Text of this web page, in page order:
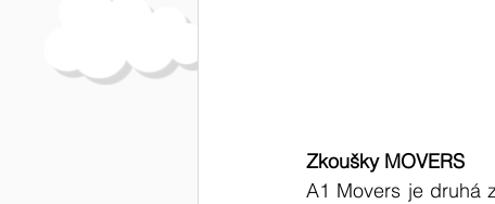
Zkoušky MOVERS
A1 Movers je druhá